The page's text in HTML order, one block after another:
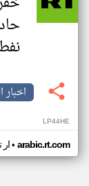
LP44HE
• arabic.rt.com